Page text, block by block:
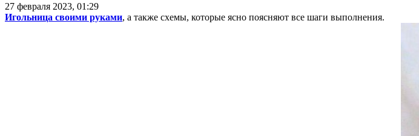
27 февраля 2023, 01:29
Игольница своими руками, а также схемы, которые ясно поясняют все шаги выполнения.